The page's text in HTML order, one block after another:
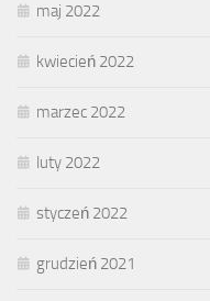
maj 2022
kwiecień 2022
marzec 2022
luty 2022
styczeń 2022
grudzień 2021